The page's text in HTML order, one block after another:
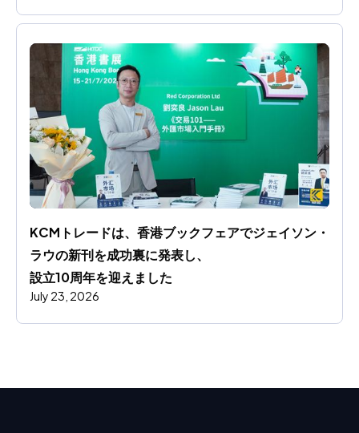
KCMトレードは、香港ブックフェアでジェイソン・
ラウの新刊を成功裏に発表し、
設立10周年を迎えました
July 23, 2026